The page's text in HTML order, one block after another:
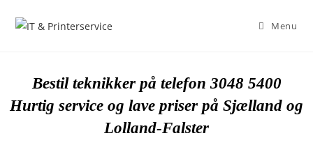
Menu
Bestil teknikker på telefon 3048 5400
Hurtig service og lave priser på Sjælland og
Lolland-Falster